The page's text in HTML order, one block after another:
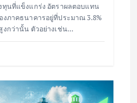
ทุนที่แข็งแกร่ง อัตราผลตอบแทน
งภาคธนาคารอยู่ที่ประมาณ 3.8%
งกว่านั้น ตัวอย่างเช่น…